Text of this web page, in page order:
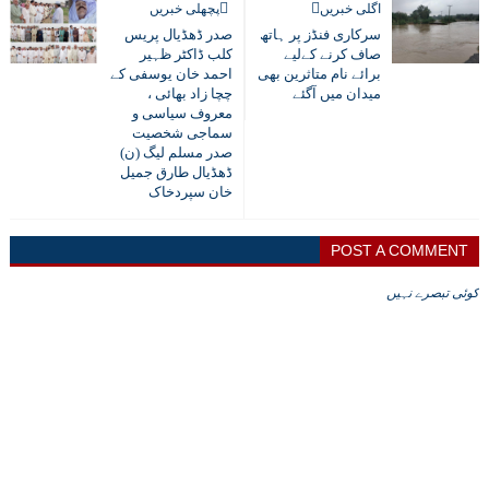
اگلی خبریں
سرکاری فنڈز پر ہاتھ
صاف کرنے کےلیے
برائے نام متاثرین بھی
میدان میں آگئے
پچھلی خبریں
صدر ڈھڈیال پریس
کلب ڈاکٹر ظہیر
احمد خان یوسفی کے
چچا زاد بھائی ،
معروف سیاسی و
سماجی شخصیت
صدر مسلم لیگ (ن)
ڈھڈیال طارق جمیل
خان سپردخاک
POST A COMMENT
کوئی تبصرے نہیں